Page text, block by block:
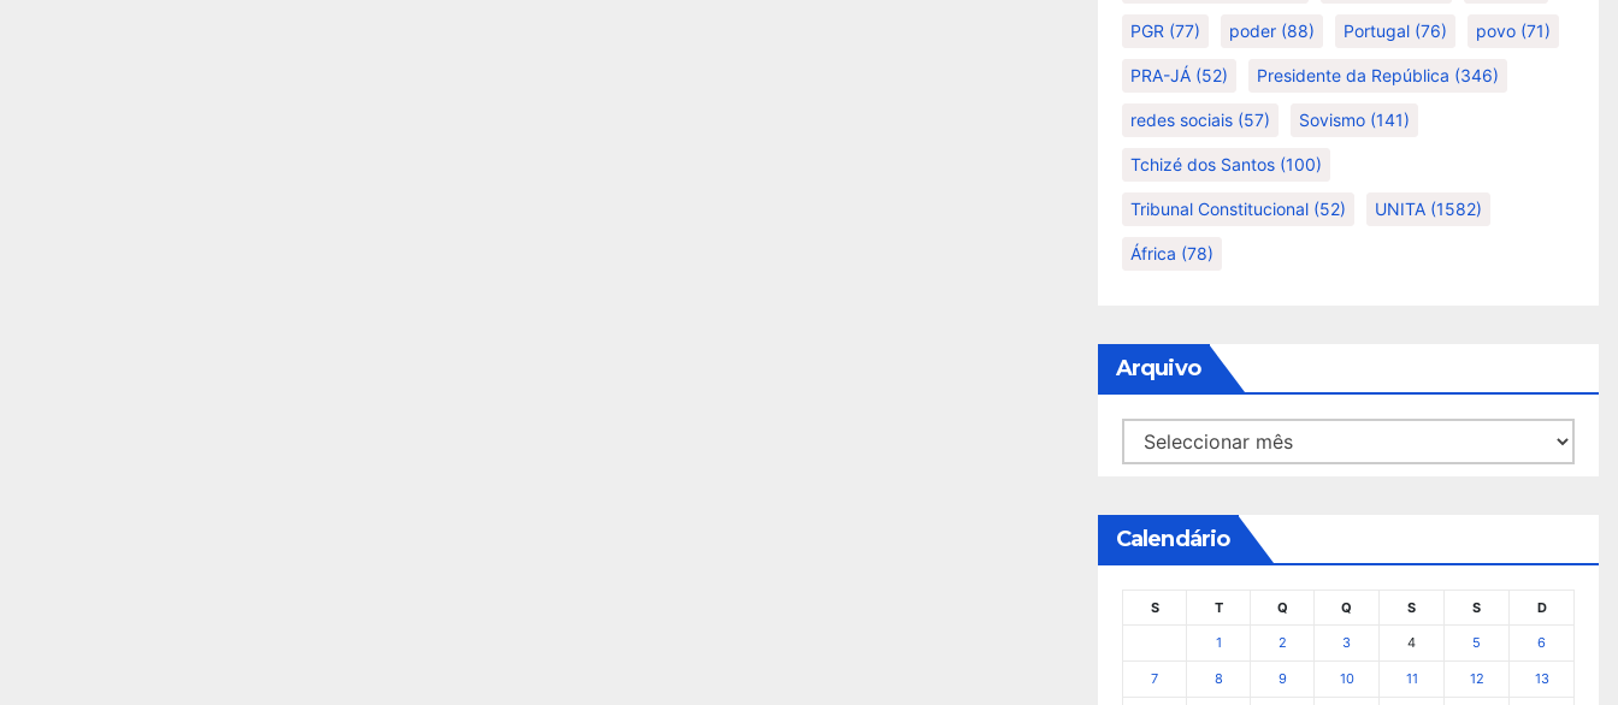
PGR (77) poder (88) Portugal (76) povo (71)
PRA-JÁ (52) Presidente da República (346)
redes sociais (57) Sovismo (141)
Tchizé dos Santos (100)
Tribunal Constitucional (52) UNITA (1582)
África (78)
Arquivo
Arquivo
Calendário
S T Q Q S S D
1 2 3 4 5 6
7 8 9 10 11 12 13